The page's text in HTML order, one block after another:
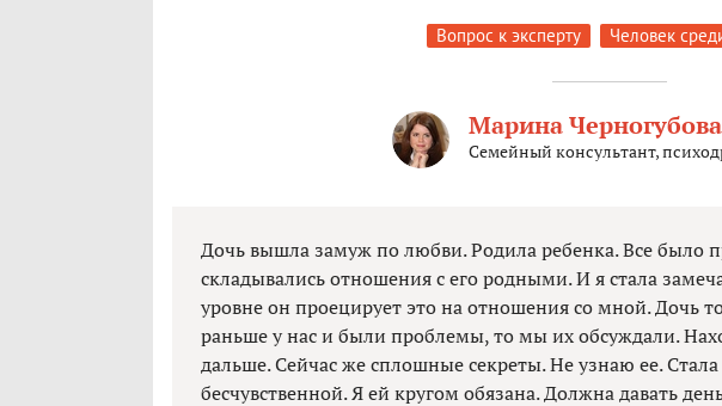
Вопрос к эксперту Человек
Марина Черногубова
Семейный консультант,
Дочь вышла замуж по любви. Родила ребенка. Все было
складывались отношения с его родными. И я стала
уровне он проецирует это на отношения со мной. Дочь
раньше у нас и были проблемы, то мы их обсуждали.
дальше. Сейчас же сплошные секреты. Не узнаю ее. Стала
бесчувственной. Я ей кругом обязана. Должна давать